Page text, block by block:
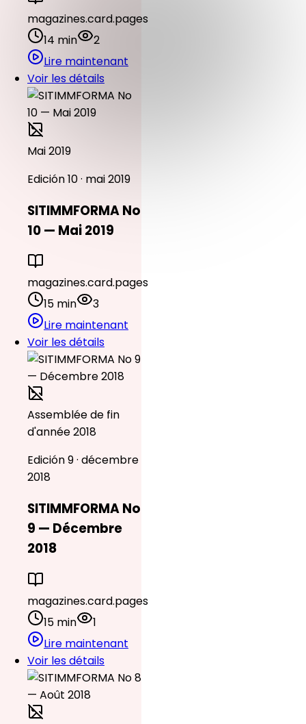
magazines.card.pages
14 min
2
Lire maintenant
Voir les détails
Mai 2019
Edición 10 · mai 2019
SITIMMFORMA No
10 — Mai 2019
magazines.card.pages
15 min
3
Lire maintenant
Voir les détails
Assemblée de fin
d'année 2018
Edición 9 · décembre
2018
SITIMMFORMA No
9 — Décembre
2018
magazines.card.pages
15 min
1
Lire maintenant
Voir les détails